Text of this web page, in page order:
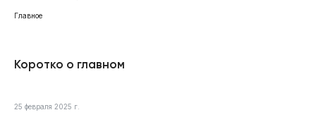
Главное
Коротко о главном
25 февраля 2025 г.